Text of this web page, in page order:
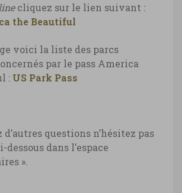
cliquez sur le lien suivant :
the Beautiful
voici la liste des parcs
par le pass America
: US Park Pass
d’autres questions n’hésitez pas
dessous dans l’espace
».